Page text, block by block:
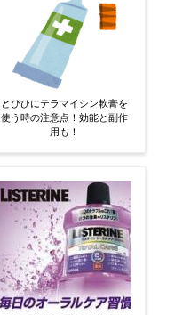
とびひにテラマイシン軟膏を
使う時の注意点！効能と副作
用も！